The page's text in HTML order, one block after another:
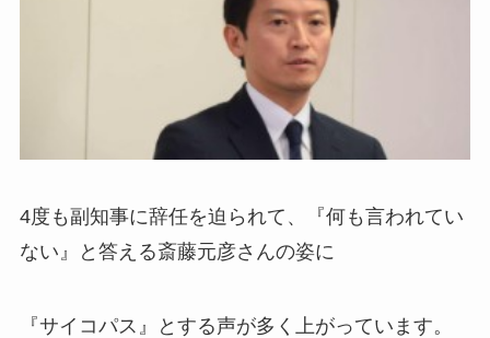
4度も副知事に辞任を迫られて、『何も言われてい
ない』と答える斎藤元彦さんの姿に
『サイコパス』とする声が多く上がっています。